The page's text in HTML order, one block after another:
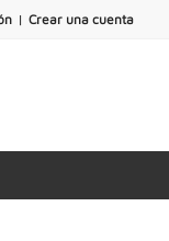
| Crear una cuenta